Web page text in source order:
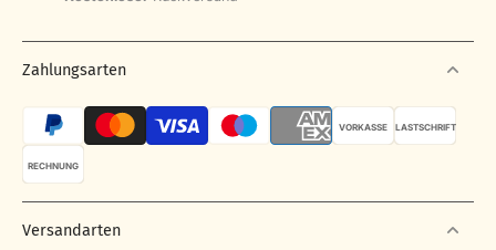
Zahlungsarten
VORKASSE LASTSCHRIFT
RECHNUNG
Versandarten